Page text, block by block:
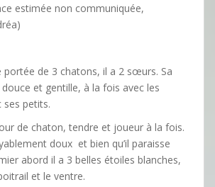
estimée non communiquée,
portée de 3 chatons, il a 2 sœurs. Sa
et gentille, à la fois avec les
ses petits.
de chaton, tendre et joueur à la fois.
doux et bien qu’il paraisse
abord il a 3 belles étoiles blanches,
et le ventre.